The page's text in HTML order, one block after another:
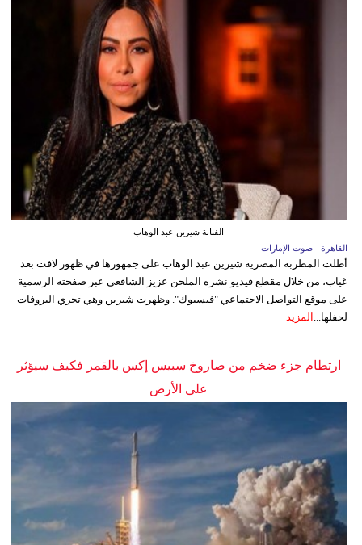
الفنانة شيرين عبد الوهاب
القاهرة - صوت الإمارات
أطلت المطربة المصرية شيرين عبد الوهاب على جمهورها في ظهور لافت بعد
غياب، من خلال مقطع فيديو نشره الملحن عزيز الشافعي عبر صفحته الرسمية
على موقع التواصل الاجتماعي "فيسبوك". وظهرت شيرين وهي تجري البروفات
لحفلها... المزيد
ارتطام جزء ضخم من صاروخ سبيس إكس بالقمر فكيف سيؤثر
على الأرض